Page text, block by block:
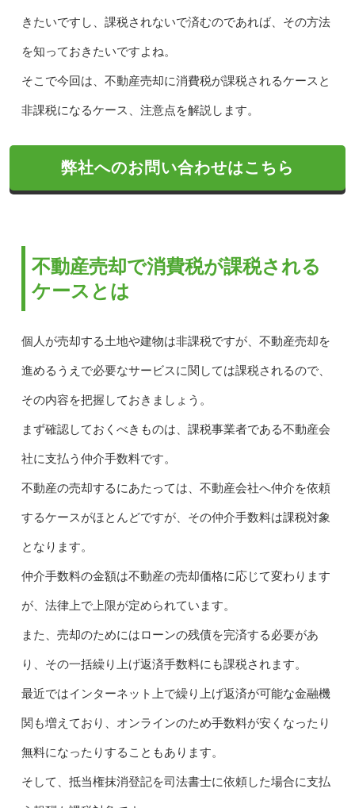
きたいですし、課税されないで済むのであれば、その方法
を知っておきたいですよね。
そこで今回は、不動産売却に消費税が課税されるケースと
非課税になるケース、注意点を解説します。
弊社へのお問い合わせはこちら
不動産売却で消費税が課税される
ケースとは
個人が売却する土地や建物は非課税ですが、不動産売却を
進めるうえで必要なサービスに関しては課税されるので、
その内容を把握しておきましょう。
まず確認しておくべきものは、課税事業者である不動産会
社に支払う仲介手数料です。
不動産の売却するにあたっては、不動産会社へ仲介を依頼
するケースがほとんどですが、その仲介手数料は課税対象
となります。
仲介手数料の金額は不動産の売却価格に応じて変わります
が、法律上で上限が定められています。
また、売却のためにはローンの残債を完済する必要があ
り、その一括繰り上げ返済手数料にも課税されます。
最近ではインターネット上で繰り上げ返済が可能な金融機
関も増えており、オンラインのため手数料が安くなったり
無料になったりすることもあります。
そして、抵当権抹消登記を司法書士に依頼した場合に支払